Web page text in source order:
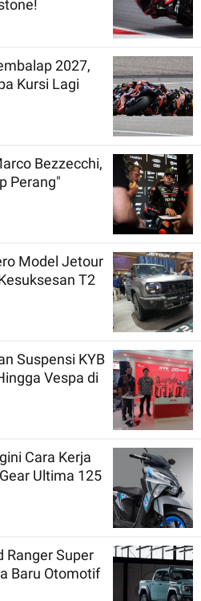
2027,
Kursi Lagi
Bezzecchi,
Perang"
Model Jetour
T2
Suspensi KYB
Vespa di
Cara Kerja
Ultima 125
Ranger Super
Baru Otomotif